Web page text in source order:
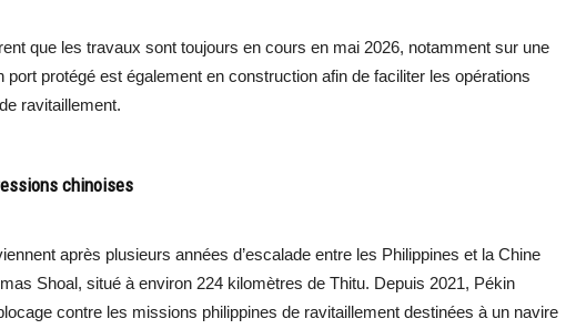
que les travaux sont toujours en cours en mai 2026, notamment sur une
port protégé est également en construction afin de faciliter les opérations
ravitaillement.
chinoises
après plusieurs années d’escalade entre les Philippines et la Chine
Shoal, situé à environ 224 kilomètres de Thitu. Depuis 2021, Pékin
contre les missions philippines de ravitaillement destinées à un navire